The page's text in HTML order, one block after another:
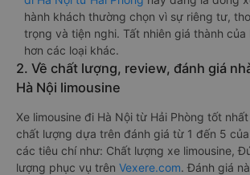
hành khách thường chọn vì sự riêng tư,
trọng và tiện nghi. Tất nhiên giá thành của
hơn các loại khác.
2. Về chất lượng, review, đánh giá
Hà Nội limousine
Xe limousine đi Hà Nội từ Hải Phòng tốt
chất lượng dựa trên đánh giá từ 1 đến 5
các tiêu chí như: Chất lượng xe limousine,
lượng phục vụ trên Vexere.com. Đánh giá